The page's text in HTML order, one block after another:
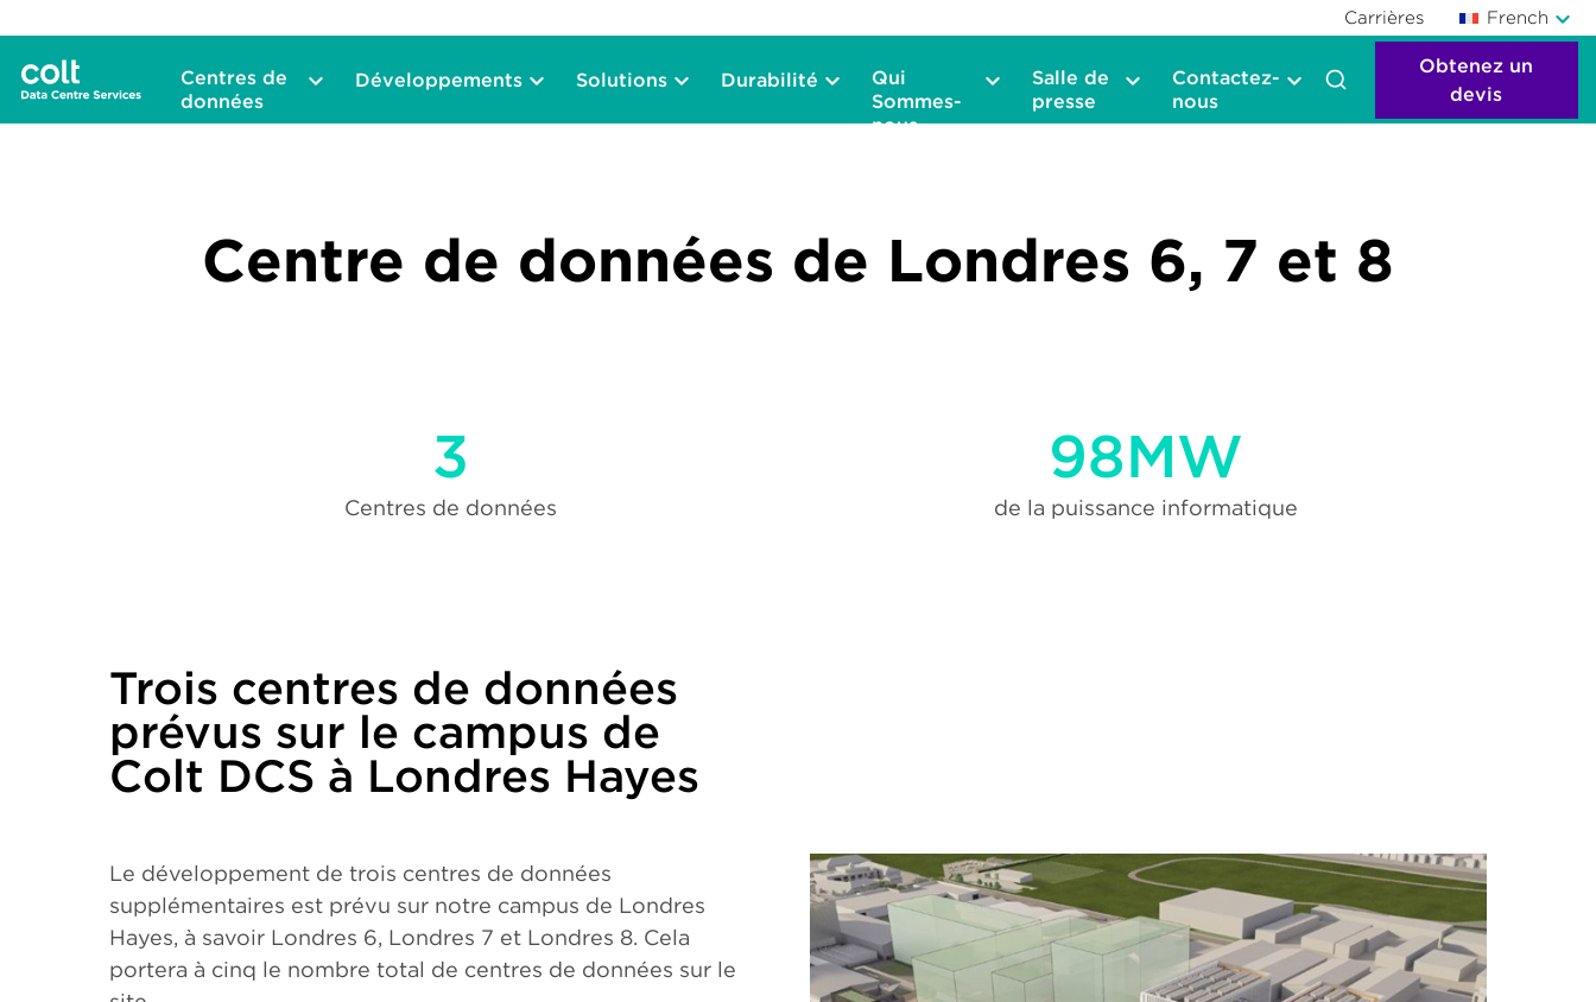
Carrières French
Centres de
données
Développements Solutions Durabilité
Qui
Sommes-
nous
Salle de
presse
Contactez-
nous
Obtenez un
devis
Centre de données de Londres 6, 7 et 8
3
Centres de données
98MW
de la puissance informatique
Trois centres de données
prévus sur le campus de
Colt DCS à Londres Hayes
Le développement de trois centres de données
supplémentaires est prévu sur notre campus de Londres
Hayes, à savoir Londres 6, Londres 7 et Londres 8. Cela
portera à cinq le nombre total de centres de données sur le